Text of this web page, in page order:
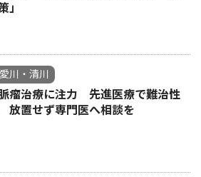
」
川・清川
瘤治療に注力 先進医療で難治性
置せず専門医へ相談を